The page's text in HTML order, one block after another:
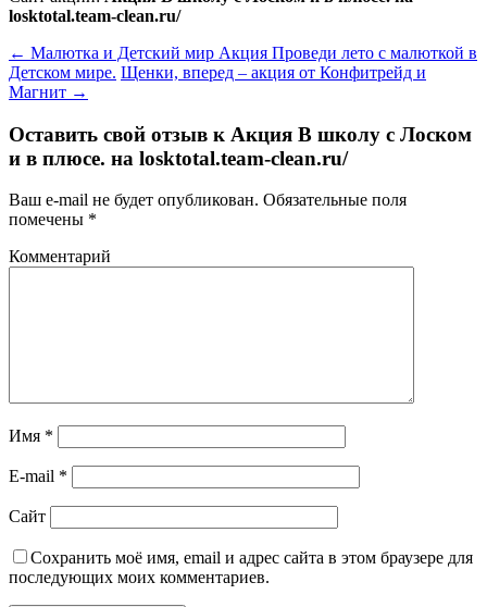
losktotal.team-clean.ru/
← Малютка и Детский мир Акция Проведи лето с малюткой в
Детском мире. Щенки, вперед – акция от Конфитрейд и
Магнит →
Оставить свой отзыв к Акция В школу с Лоском
и в плюсе. на losktotal.team-clean.ru/
Ваш e-mail не будет опубликован. Обязательные поля
помечены *
Комментарий
Имя *
E-mail *
Сайт
Сохранить моё имя, email и адрес сайта в этом браузере для
последующих моих комментариев.